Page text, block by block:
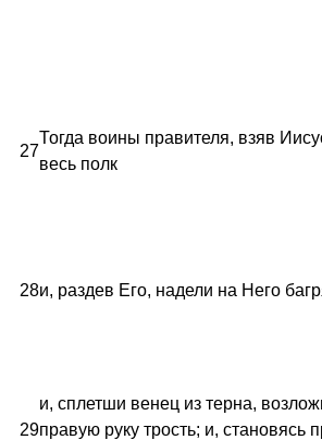
27
Тогда воины правителя, взяв
весь полк
28и, раздев Его, надели на Него
29
и, сплетши венец из терна,
правую руку трость; и,